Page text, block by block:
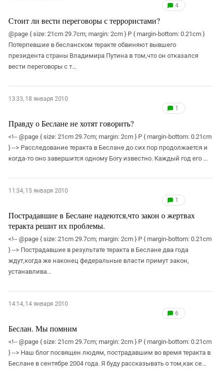
4
Стоит ли вести переговоры с террористами?
@page { size: 21cm 29.7cm; margin: 2cm } P { margin-bottom: 0.21cm }
Потерпевшие в бесланском теракте обвиняют вывшего
президента страны Владимира Путина в том,что он отказался
вести переговоры с т...
13:33, 18 января 2010
1
Правду о Беслане не хотят говорить?
<!-- @page { size: 21cm 29.7cm; margin: 2cm } P { margin-bottom: 0.21cm
} --> Расследование теракта в Беслане до сих пор продолжается и
когда-то оно завершится одному Богу известно. Каждый год его ...
11:34, 15 января 2010
1
Пострадавшие в Беслане надеются,что закон о жертвах
теракта решит их проблемы.
<!-- @page { size: 21cm 29.7cm; margin: 2cm } P { margin-bottom: 0.21cm
} --> Пострадавшие в результате теракта в Беслане два года
ждут,когда же наконец федеральные власти примут закон,
устанавлива...
14:14, 14 января 2010
6
Беслан. Мы помним
<!-- @page { size: 21cm 29.7cm; margin: 2cm } P { margin-bottom: 0.21cm
} --> Наш блог посвящен людям, пострадавшим во время теракта в
Беслане в сентябре 2004 года. Я буду рассказывать о том,как се...